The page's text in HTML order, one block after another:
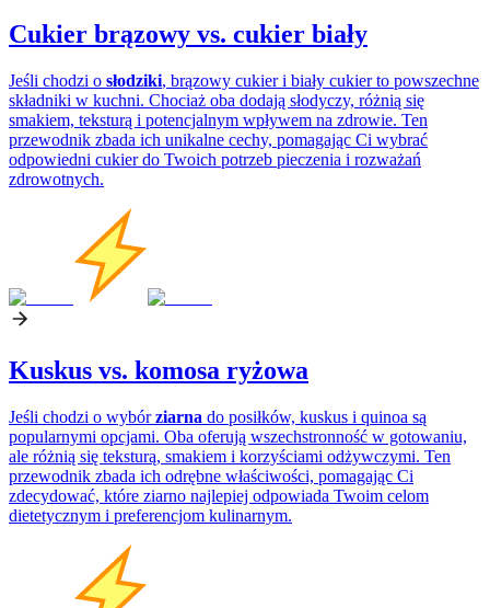
Cukier brązowy vs. cukier biały
Jeśli chodzi o słodziki, brązowy cukier i biały cukier to powszechne
składniki w kuchni. Chociaż oba dodają słodyczy, różnią się
smakiem, teksturą i potencjalnym wpływem na zdrowie. Ten
przewodnik zbada ich unikalne cechy, pomagając Ci wybrać
odpowiedni cukier do Twoich potrzeb pieczenia i rozważań
zdrowotnych.
Kuskus vs. komosa ryżowa
Jeśli chodzi o wybórziarna do posiłków, kuskus i quinoa są
popularnymi opcjami. Oba oferują wszechstronność w gotowaniu,
ale różnią się teksturą, smakiem i korzyściami odżywczymi. Ten
przewodnik zbada ich odrębne właściwości, pomagając Ci
zdecydować, które ziarno najlepiej odpowiada Twoim celom
dietetycznym i preferencjom kulinarnym.